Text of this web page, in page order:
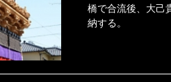
橋で合流後、大己
納する。